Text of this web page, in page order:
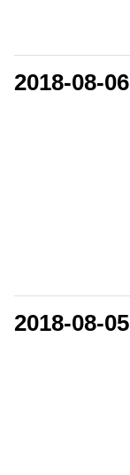
2018-08-06
2018-08-05